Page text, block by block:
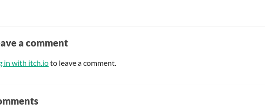
a comment
in with itch.ioto leave a comment.